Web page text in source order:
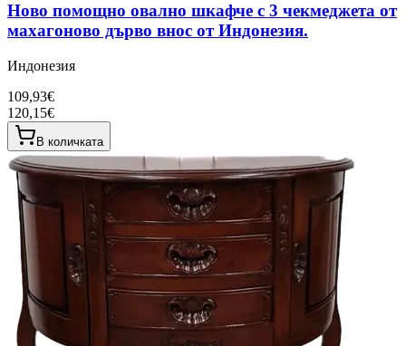
Ново помощно овално шкафче с 3 чекмеджета от
махагоново дърво внос от Индонезия.
Индонезия
109,93€
120,15€
В количката